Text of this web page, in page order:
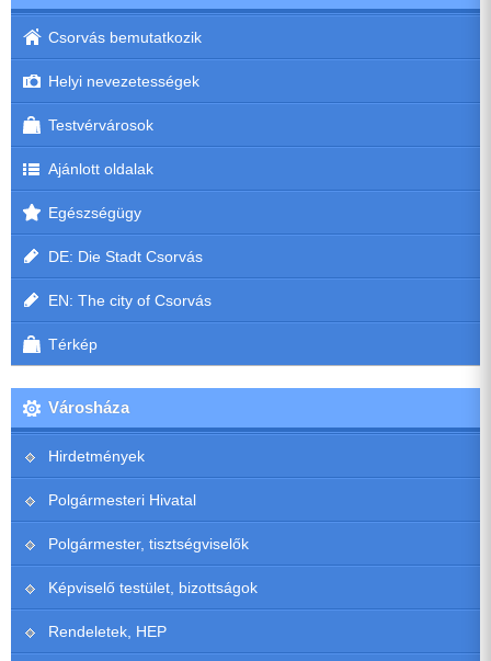
Csorvás bemutatkozik
Helyi nevezetességek
Testvérvárosok
Ajánlott oldalak
Egészségügy
DE: Die Stadt Csorvás
EN: The city of Csorvás
Térkép
Városháza
Hirdetmények
Polgármesteri Hivatal
Polgármester, tisztségviselők
Képviselő testület, bizottságok
Rendeletek, HEP